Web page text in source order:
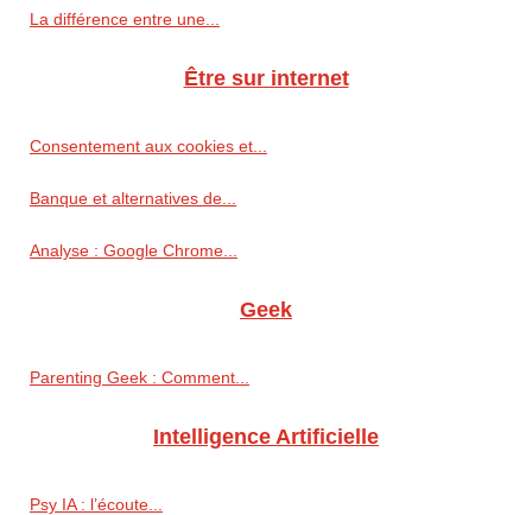
La différence entre une...
Être sur internet
Consentement aux cookies et...
Banque et alternatives de...
Analyse : Google Chrome...
Geek
Parenting Geek : Comment...
Intelligence Artificielle
Psy IA : l’écoute...